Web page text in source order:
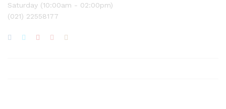
Saturday (10:00am - 02:00pm)
(021) 22558177